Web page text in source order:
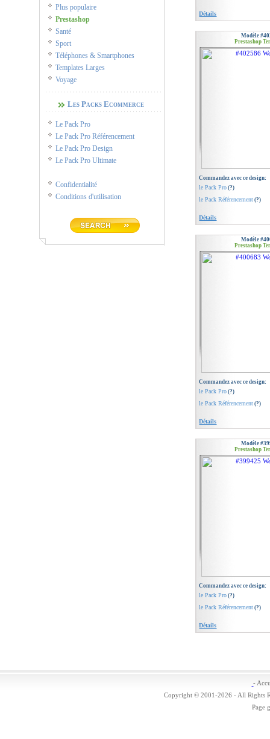
Plus populaire
Prestashop
Santé
Sport
Téléphones & Smartphones
Templates Larges
Voyage
Les Packs Ecommerce
Le Pack Pro
Le Pack Pro Référencement
Le Pack Pro Design
Le Pack Pro Ultimate
Confidentialité
Conditions d'utilisation
Détails
Modèle
Prestashop
Commandez avec ce design:
le Pack Pro (?)
le Pack Référencement (?)
Détails
Modèle
Prestashop
Commandez avec ce design:
le Pack Pro (?)
le Pack Référencement (?)
Détails
Modèle
Prestashop
Commandez avec ce design:
le Pack Pro (?)
le Pack Référencement (?)
Détails
-
Copyright © 2001-2026 - All Rights
Page